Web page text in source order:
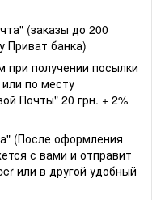
(заказы до 200
Приват банка)
при получении посылки
по месту
Почты" 20 грн. + 2%
(После оформления
с вами и отправит
или в другой удобный